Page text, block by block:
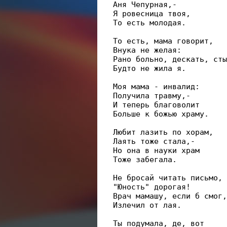
Аня Чепурная,-
Я ровесница твоя,
То есть молодая.
То есть, мама говорит,
Внука не желая:
Рано больно, дескать,
Будто не жила я.
Моя мама - инвалид:
Получила травму,-
И теперь благоволит
Больше к божью храму.
Любит лазить по хорам,
Лаять тоже стала,-
Но она в науки храм
Тоже забегала.
Не бросай читать письмо,
"Юность" дорогая!
Врач мамашу, если б смог,
Излечил от лая.
Ты подумала, де, вот